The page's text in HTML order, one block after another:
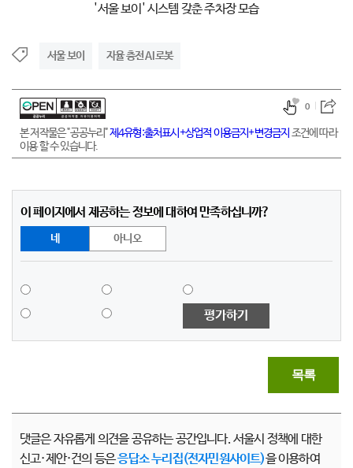
'서울 보이' 시스템 갖춘 주차장 모습
서울 보이 자율 충전 AI 로봇
본 저작물은 "공공누리"제4유형:출처표시+상업적 이용금지+변경금지 조건에 따라
이용 할 수 있습니다.
0
이 페이지에서 제공하는 정보에 대하여 만족하십니까?
네 아니오
평가하기
목록
댓글은 자유롭게 의견을 공유하는 공간입니다. 서울시 정책에 대한
신고·제안·건의 등은응답소 누리집(전자민원사이트)을 이용하여